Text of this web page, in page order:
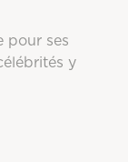
pour ses
y